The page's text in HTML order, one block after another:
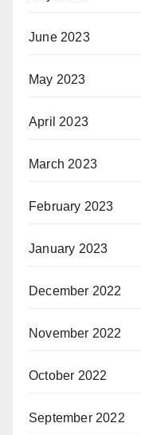
June 2023
May 2023
April 2023
March 2023
February 2023
January 2023
December 2022
November 2022
October 2022
September 2022